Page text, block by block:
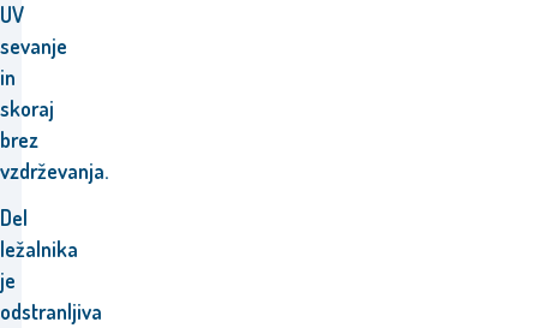
UV
sevanje
in
skoraj
brez
vzdrževanja.
Del
ležalnika
je
odstranljiva